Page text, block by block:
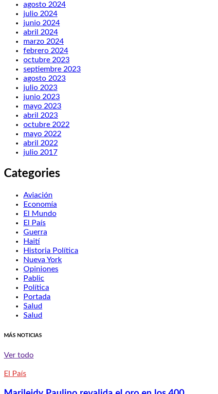
agosto 2024
julio 2024
junio 2024
abril 2024
marzo 2024
febrero 2024
octubre 2023
septiembre 2023
agosto 2023
julio 2023
junio 2023
mayo 2023
abril 2023
octubre 2022
mayo 2022
abril 2022
julio 2017
Categories
Aviación
Economía
El Mundo
El País
Guerra
Haití
Historia Política
Nueva York
Opiniones
Pablic
Política
Portada
Salud
Salud
MÁS NOTICIAS
Ver todo
El País